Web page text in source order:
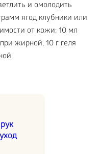
и омолодить
ягод клубники или
от кожи: 10 мл
жирной, 10 г геля